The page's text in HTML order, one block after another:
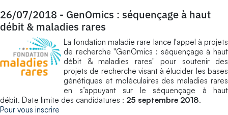
26/07/2018 - GenOmics : séquençage à haut
débit & maladies rares
La fondation maladie rare lance l'appel à projets
de recherche "GenOmics : séquençage à haut
débit & maladies rares" pour soutenir des
projets de recherche visant à élucider les bases
génétiques et moléculaires des maladies rares
en s’appuyant sur le séquençage à haut
débit. Date limite des candidatures : 25 septembre 2018.
Pour vous inscrire